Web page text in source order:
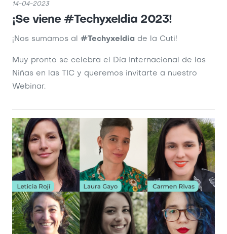
14-04-2023
¡Se viene #Techyxeldia 2023!
¡Nos sumamos al #Techyxeldia de la Cuti!
Muy pronto se celebra el Día Internacional de las
Niñas en las TIC y queremos invitarte a nuestro
Webinar.